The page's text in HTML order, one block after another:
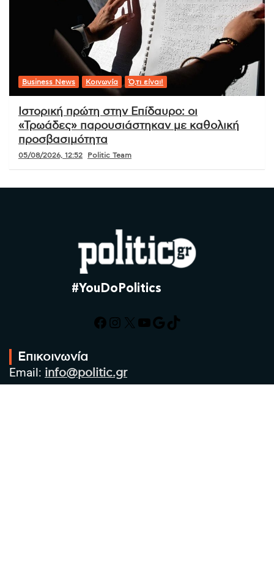
Business News Κοινωνία Ό,τι είναι!
Ιστορική πρώτη στην Επίδαυρο: οι
«Τρωάδες» παρουσιάστηκαν με καθολική
προσβασιμότητα
05/08/2026, 12:52 Politic Team
#YouDoPolitics
Facebook
Instagram
X YouTube
Google
TikTok
Επικοινωνία
Email: info@politic.gr
Τηλ: